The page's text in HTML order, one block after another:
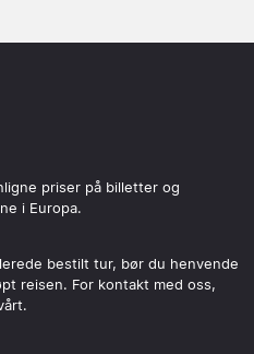
priser på billetter og
i Europa.
bestilt tur, bør du henvende
reisen. For kontakt med oss,